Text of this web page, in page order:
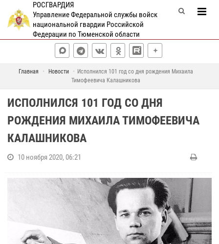
РОСГВАРДИЯ
Управление Федеральной службы войск
национальной гвардии Российской
Федерации по Тюменской области
Главная Новости
Исполнился 101 год со дня рождения Михаила
Тимофеевича Калашникова
ИСПОЛНИЛСЯ 101 ГОД СО ДНЯ
РОЖДЕНИЯ МИХАИЛА ТИМОФЕЕВИЧА
КАЛАШНИКОВА
10 ноября 2020, 06:21